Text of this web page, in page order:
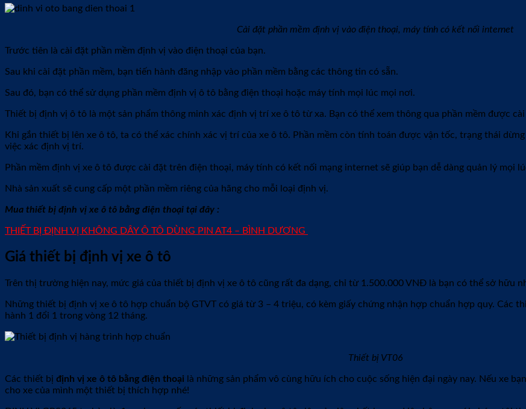
Cài đặt phần mềm định vị vào điện thoại, máy tính có kết nối internet
Trước tiên là cài đặt phần mềm định vị vào điện thoại của bạn.
Sau khi cài đặt phần mềm, bạn tiến hành đăng nhập vào phần mềm bằng các thông tin có sẵn.
Sau đó, bạn có thể sử dụng phần mềm định vị ô tô bằng điện thoại hoặc máy tính mọi lúc mọi nơi.
Thiết bị định vị ô tô là một sản phẩm thông minh xác định vị trí xe ô tô từ xa. Bạn có thể xem thông qua phần mềm được
Khi gắn thiết bị lên xe ô tô, ta có thể xác chính xác vị trí của xe ô tô. Phần mềm còn tính toán được vận tốc, trạng thái
việc xác định vị trí.
Phần mềm định vị xe ô tô được cài đặt trên điện thoại, máy tính có kết nối mạng internet sẽ giúp bạn dễ dàng quản lý mọi
Nhà sản xuất sẽ cung cấp một phần mềm riêng của hãng cho mỗi loại định vị.
Mua thiết bị định vị xe ô tô bằng điện thoại tại đây :
THIẾT BỊ ĐỊNH VỊ KHÔNG DÂY Ô TÔ DÙNG PIN AT4 – BÌNH DƯƠNG
Giá thiết bị định vị xe ô tô
Trên thị trường hiện nay, mức giá của thiết bị định vị xe ô tô cũng rất đa dạng, chỉ từ 1.500.000 VNĐ là bạn có thể sở hữu
Những thiết bị định vị xe ô tô hợp chuẩn bộ GTVT có giá từ 3 – 4 triệu, có kèm giấy chứng nhận hợp chuẩn hợp quy. Các
hành 1 đổi 1 trong vòng 12 tháng.
Thiết bị VT06
Các thiết bị định vị xe ô tô bằng điện thoại là những sản phẩm vô cùng hữu ích cho cuộc sống hiện đại ngày nay. Nếu xe
cho xe của mình một thiết bị thích hợp nhé!